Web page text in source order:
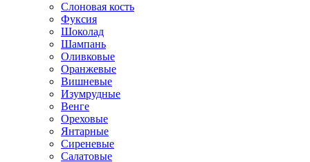
Слоновая кость
Фуксия
Шоколад
Шампань
Оливковые
Оранжевые
Вишневые
Изумрудные
Венге
Ореховые
Янтарные
Сиреневые
Салатовые